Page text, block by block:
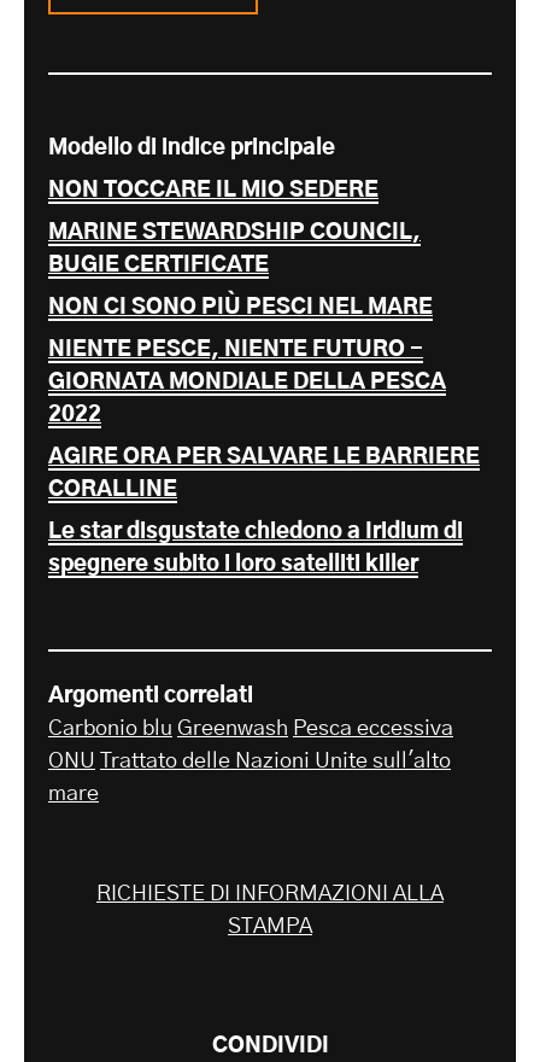
Modello di indice principale
NON TOCCARE IL MIO SEDERE
MARINE STEWARDSHIP COUNCIL,
BUGIE CERTIFICATE
NON CI SONO PIÙ PESCI NEL MARE
NIENTE PESCE, NIENTE FUTURO -
GIORNATA MONDIALE DELLA PESCA
2022
AGIRE ORA PER SALVARE LE BARRIERE
CORALLINE
Le star disgustate chiedono a Iridium di
spegnere subito i loro satelliti killer
Argomenti correlati
Carbonio blu Greenwash Pesca eccessiva
ONU
Trattato delle Nazioni Unite sull'alto
mare
RICHIESTE DI INFORMAZIONI ALLA
STAMPA
CONDIVIDI